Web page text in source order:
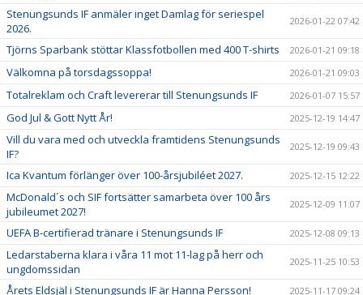
Stenungsunds IF anmäler inget Damlag för seriespel
2026.
2026-01-22 07:42
Tjörns Sparbank stöttar Klassfotbollen med 400 T-shirts 2026-01-21 09:18
Välkomna på torsdagssoppa! 2026-01-21 09:03
Totalreklam och Craft levererar till Stenungsunds IF 2026-01-07 15:57
God Jul & Gott Nytt År! 2025-12-19 14:47
Vill du vara med och utveckla framtidens Stenungsunds
IF?
2025-12-19 09:43
Ica Kvantum förlänger över 100-årsjubiléet 2027. 2025-12-15 12:22
McDonald´s och SIF fortsätter samarbeta över 100 års
jubileumet 2027!
2025-12-09 11:07
UEFA B-certifierad tränare i Stenungsunds IF 2025-12-08 09:13
Ledarstaberna klara i våra 11 mot 11-lag på herr och
ungdomssidan
2025-11-25 10:53
Årets Eldsjäl i Stenungsunds IF är Hanna Persson! 2025-11-17 09:24